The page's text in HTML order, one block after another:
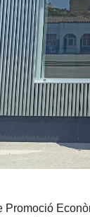
Promoció